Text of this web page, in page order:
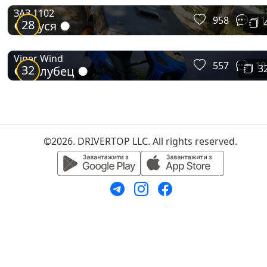
28
ЗАЗ 1102
● Муся ● 958 11
32
Viper Wind
● Голубец ● 557 18
©2026. DRIVERTOP LLC. All rights reserved.